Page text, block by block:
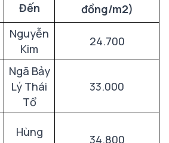
đồng/m2)
Đến
Nguyễn
Kim
24.700
Ngã Bảy
Lý Thái
Tổ
33.000
Hùng
34.800